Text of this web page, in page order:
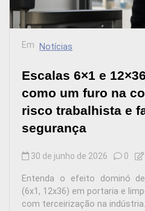
Em Notícias
Escalas 6×1 e
como um furo na
risco trabalhista e
segurança
30 de junho de 2026 0
Entenda o efeito dominó
(6x1, 12x36) em portaria e
com terceirização na indústria.